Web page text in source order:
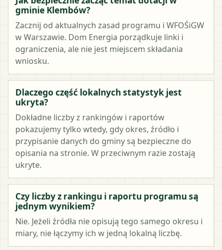
gminie Klembów?
Zacznij od aktualnych zasad programu i WFOŚiGW
w Warszawie. Dom Energia porządkuje linki i
ograniczenia, ale nie jest miejscem składania
wniosku.
Dlaczego część lokalnych statystyk jest
ukryta?
Dokładne liczby z rankingów i raportów
pokazujemy tylko wtedy, gdy okres, źródło i
przypisanie danych do gminy są bezpieczne do
opisania na stronie. W przeciwnym razie zostają
ukryte.
Czy liczby z rankingu i raportu programu są
jednym wynikiem?
Nie. Jeżeli źródła nie opisują tego samego okresu i
miary, nie łączymy ich w jedną lokalną liczbę.